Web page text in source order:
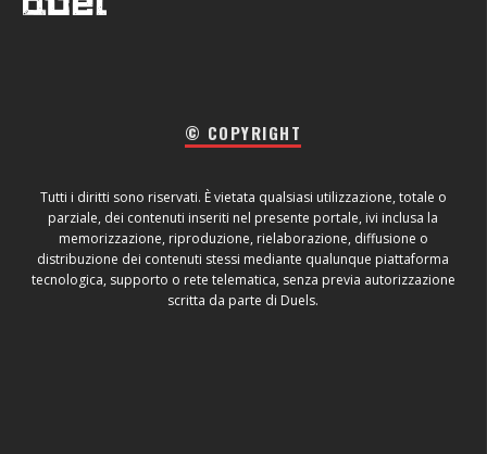
© COPYRIGHT
Tutti i diritti sono riservati. È vietata qualsiasi utilizzazione, totale o
parziale, dei contenuti inseriti nel presente portale, ivi inclusa la
memorizzazione, riproduzione, rielaborazione, diffusione o
distribuzione dei contenuti stessi mediante qualunque piattaforma
tecnologica, supporto o rete telematica, senza previa autorizzazione
scritta da parte di Duels.